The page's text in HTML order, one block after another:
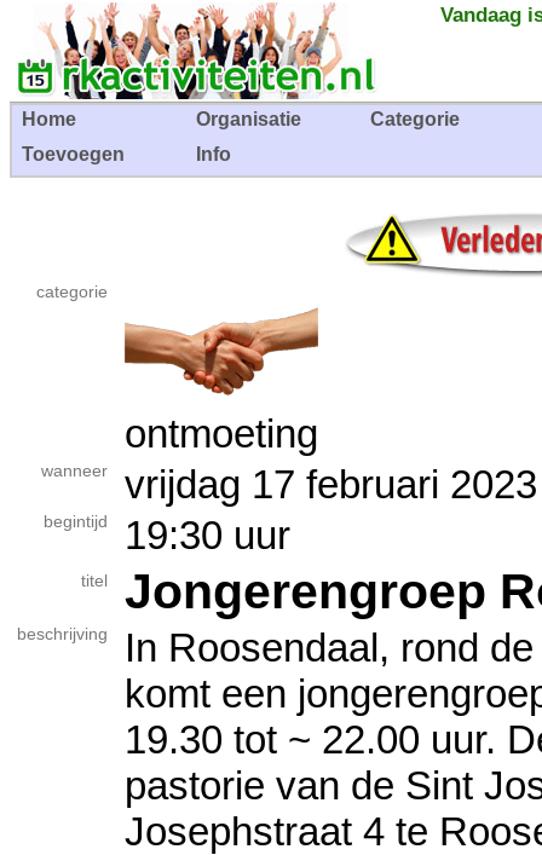
Vandaag
Home Organisatie
Categorie
Toevoegen
Info
categorie
ontmoeting
wanneer vrijdag 17 februari
begintijd 19:30 uur
titel Jongerengroep
beschrijving
In Roosendaal, rond
komt een
19.30 tot ~ 22.00 uur.
pastorie van de Sint
Josephstraat 4 te